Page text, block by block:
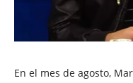
En el mes de agosto,